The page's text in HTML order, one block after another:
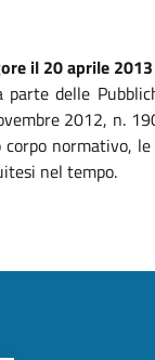
il 20 aprile 2013
delle
2012, n.
normativo,
nel tempo.